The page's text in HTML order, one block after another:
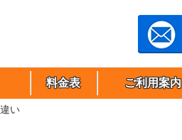
料金表 ご利用案内
い